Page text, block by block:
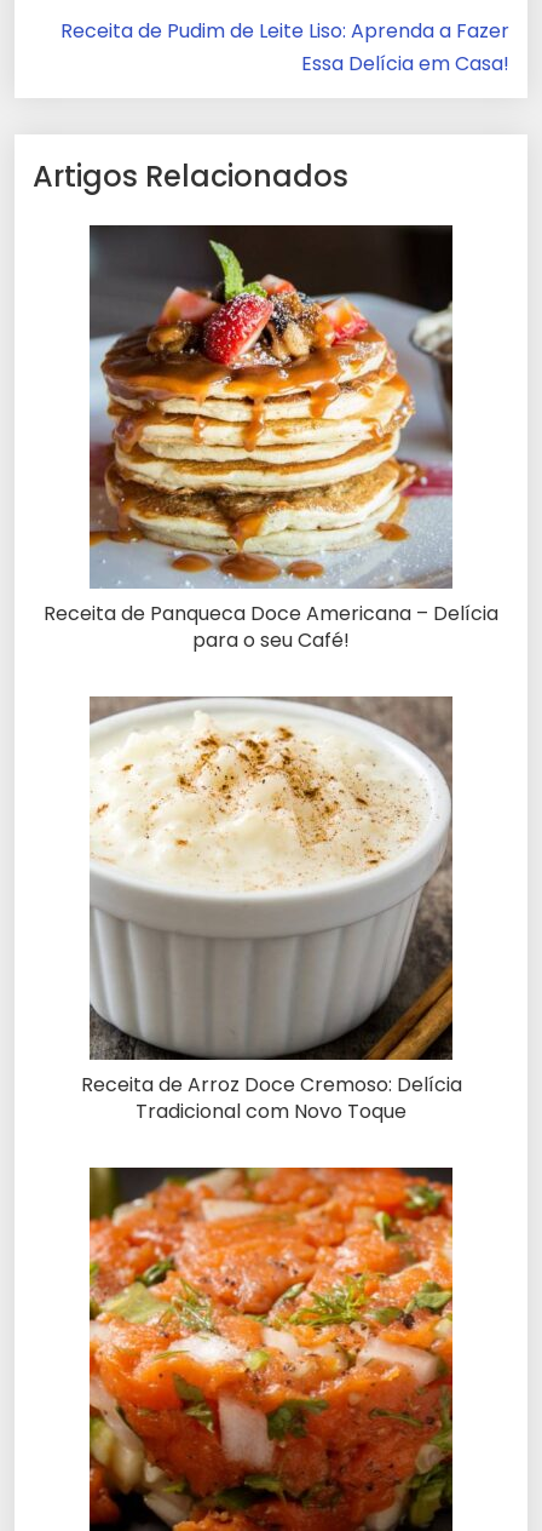
Receita de Pudim de Leite Liso: Aprenda a Fazer
Essa Delícia em Casa!
Artigos Relacionados
Receita de Panqueca Doce Americana – Delícia
para o seu Café!
Receita de Arroz Doce Cremoso: Delícia
Tradicional com Novo Toque